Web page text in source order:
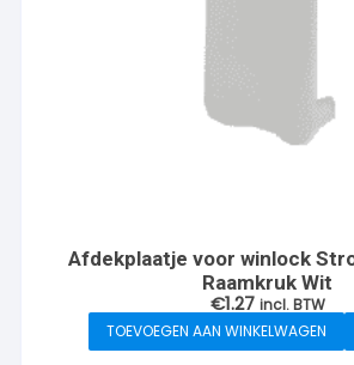
Afdekplaatje voor winlock
Raamkruk Wit
€1.27 incl. BTW
TOEVOEGEN AAN WINKELWAGEN